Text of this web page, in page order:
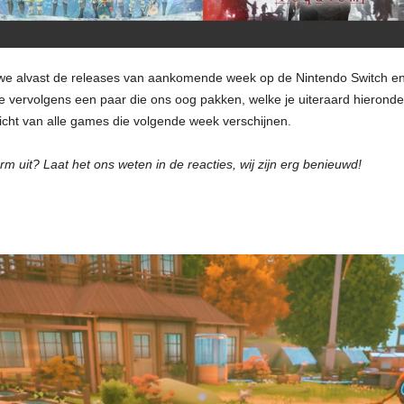
alvast de releases van aankomende week op de Nintendo Switch
vervolgens een paar die ons oog pakken, welke je uiteraard
van alle games die volgende week verschijnen.
uit? Laat het ons weten in de reacties, wij zijn erg benieuwd!